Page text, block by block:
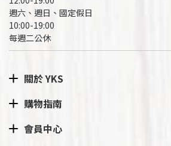
週六、週日、國定假日
10:00-19:00
每週二公休
關於 YKS
購物指南
會員中心